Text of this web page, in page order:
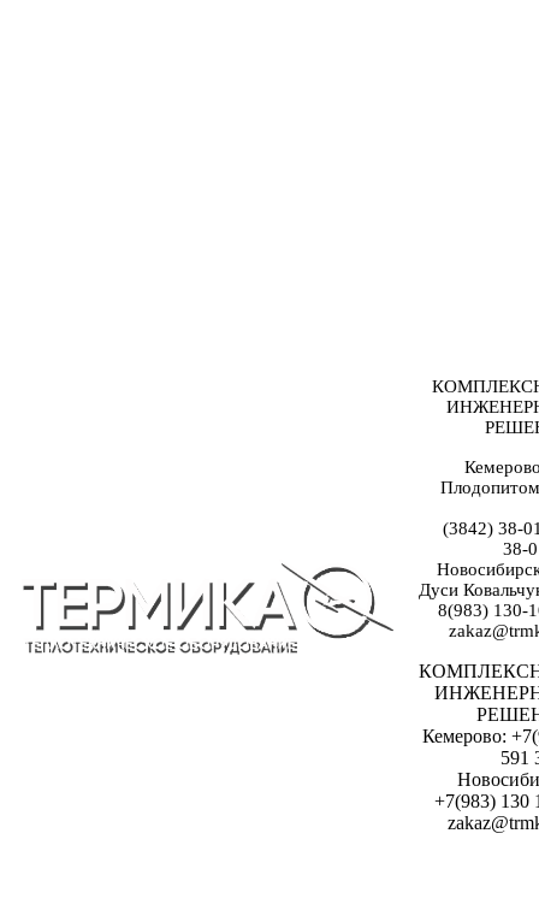
(3842) 38-
38-
Дуси
8(983) 130-
Кемерово:
591
+7(983) 130